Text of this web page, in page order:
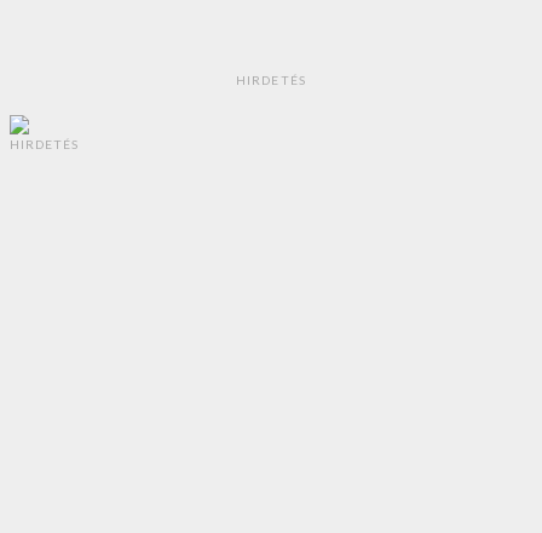
HIRDETÉS
HIRDETÉS